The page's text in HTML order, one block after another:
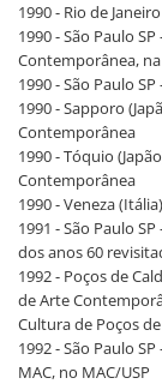
1990 - Rio de
1990 - São Paulo
Contemporânea,
1990 - São Paulo
1990 - Sapporo
Contemporânea
1990 - Tóquio
Contemporânea
1990 - Veneza
1991 - São Paulo
dos anos 60
1992 - Poços de
de Arte
Cultura de Poços
1992 - São Paulo
MAC, no MAC/USP